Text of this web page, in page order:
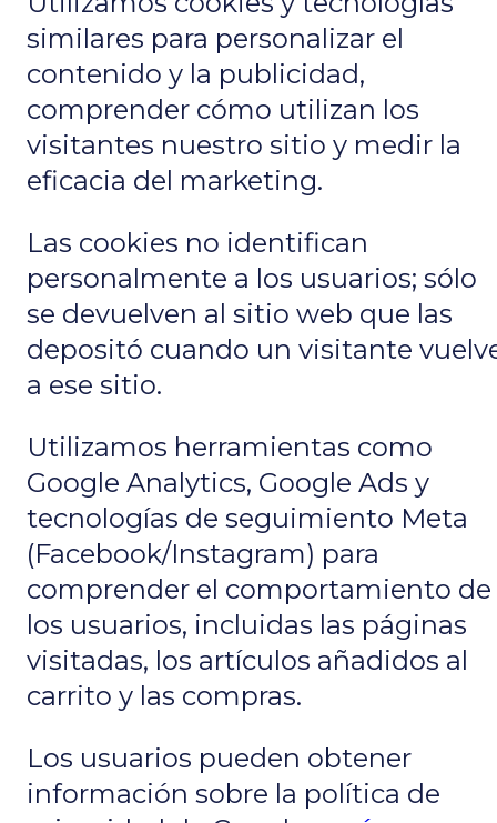
similares para personalizar el
contenido y la publicidad,
comprender cómo utilizan los
visitantes nuestro sitio y medir la
eficacia del marketing.
Las cookies no identifican
personalmente a los usuarios; sólo
se devuelven al sitio web que las
depositó cuando un visitante
a ese sitio.
Utilizamos herramientas como
Google Analytics, Google Ads y
tecnologías de seguimiento Meta
(Facebook/Instagram) para
comprender el comportamiento de
los usuarios, incluidas las páginas
visitadas, los artículos añadidos al
carrito y las compras.
Los usuarios pueden obtener
información sobre la política de